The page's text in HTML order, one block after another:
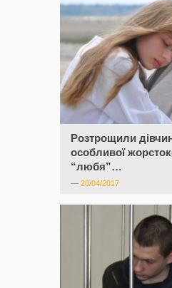
Розтрощили
особливої
“любя”…
— 20/04/2017